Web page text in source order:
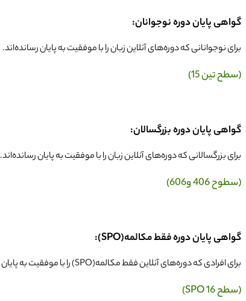
گواهی پایان دوره نوجوانان:
برای نوجوانانی که دوره‌های آنلاین زبان را با موفقیت به پایان رسانده‌اند.
(سطح تین 15)
گواهی پایان دوره بزرگسالان:
برای بزرگسالانی که دوره‌های آنلاین زبان را با موفقیت به پایان رسانده‌اند.
(سطوح 406 و606)
گواهی پایان دوره فقط مکالمه(SPO):
برای افرادی که دوره‌های آنلاین فقط مکالمه(SPO) را با موفقیت به پایان رسانده‌اند.
(سطح SPO 16)